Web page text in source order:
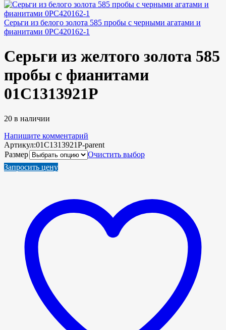
Серьги из белого золота 585 пробы с черными агатами и
фианитами 0РС420162-1
Серьги из желтого золота 585
пробы с фианитами
01С1313921Р
20 в наличии
Напишите комментарий
Артикул:01С1313921Р-parent
Размер
Очистить выбор
Запросить цену